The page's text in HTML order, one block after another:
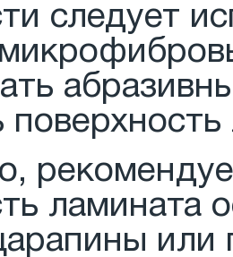
следует
ламината